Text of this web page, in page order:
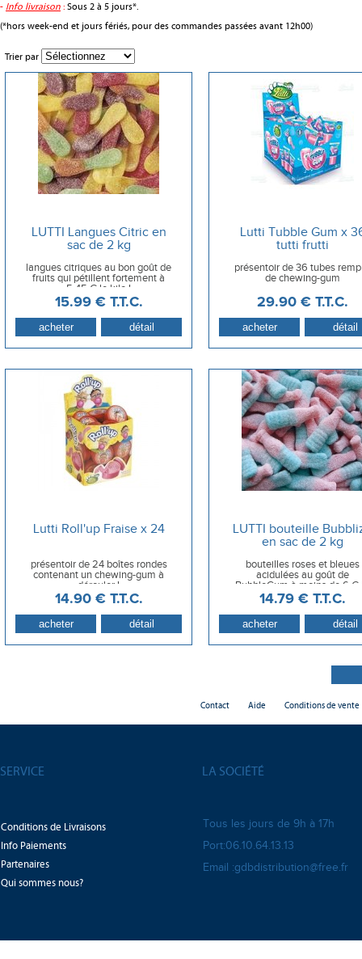
- Info livraison : Sous 2 à 5 jours*.
(*hors week-end et jours fériés, pour des commandes passées avant 12h00)
Trier par
LUTTI Langues Citric en
sac de 2 kg
langues citriques au bon goût de
fruits qui pétillent fortement à
5.45 € le kilo !
15.99 € T.T.C.
Lutti Tubble Gum x
tutti frutti
présentoir de 36 tubes
de chewing-gum
29.90 € T.T.C.
Lutti Roll'up Fraise x 24
présentoir de 24 boîtes rondes
contenant un chewing-gum à
dérouler !
14.90 € T.T.C.
LUTTI bouteille
en sac de 2 kg
bouteilles roses et bleues
acidulées au goût de
BubbleGum à moins de 6 €
kilo !
14.79 € T.T.C.
Contact Aide Conditions de vente
SERVICE LA SOCIÉTÉ
Conditions de Livraisons
Info Paiements
Partenaires
Qui sommes nous?
Tous les jours de 9h à 17h
Port:06.10.64.13.13
Email :gdbdistribution@free.fr